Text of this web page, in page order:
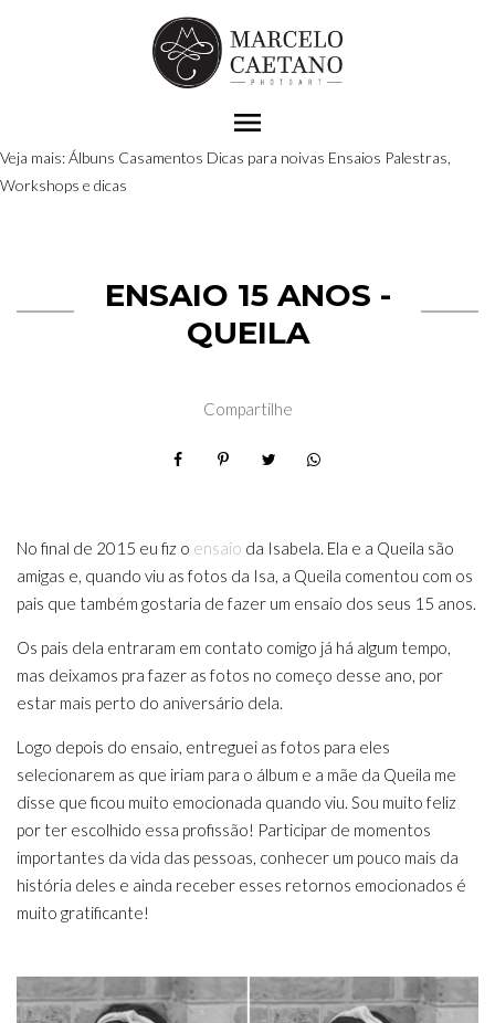
menu
Veja mais:Álbuns Casamentos Dicas para noivas Ensaios Palestras,
Workshops e dicas
ENSAIO 15 ANOS -
QUEILA
Compartilhe
No final de 2015 eu fiz o ensaio da Isabela. Ela e a Queila são
amigas e, quando viu as fotos da Isa, a Queila comentou com os
pais que também gostaria de fazer um ensaio dos seus 15 anos.
Os pais dela entraram em contato comigo já há algum tempo,
mas deixamos pra fazer as fotos no começo desse ano, por
estar mais perto do aniversário dela.
Logo depois do ensaio, entreguei as fotos para eles
selecionarem as que iriam para o álbum e a mãe da Queila me
disse que ficou muito emocionada quando viu. Sou muito feliz
por ter escolhido essa profissão! Participar de momentos
importantes da vida das pessoas, conhecer um pouco mais da
história deles e ainda receber esses retornos emocionados é
muito gratificante!